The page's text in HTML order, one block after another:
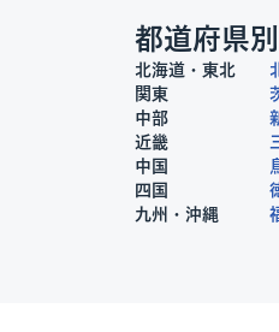
都道府県
北海道・東北
関東
中部
近畿
中国
四国
九州・沖縄